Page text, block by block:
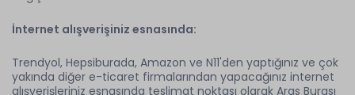
İnternet alışverişiniz esnasında:
Trendyol, Hepsiburada, Amazon ve N11'den yaptığınız ve çok
yakında diğer e-ticaret firmalarından yapacağınız internet
alışverişleriniz esnasında teslimat noktası olarak Aras Burası